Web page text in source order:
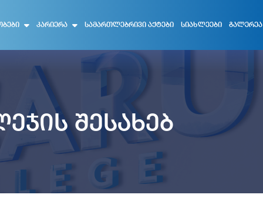
ᲙᲐᲠᲘᲔᲠᲐ ᲡᲐᲛᲐᲠᲗᲚᲔᲑᲠᲘᲕᲘ ᲐᲥᲢᲔᲑᲘ ᲡᲘᲐᲮᲚᲔᲔᲑᲘ ᲒᲐᲚᲔᲠᲔᲐ
შესახებ